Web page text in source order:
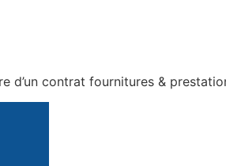
d’un contrat fournitures &